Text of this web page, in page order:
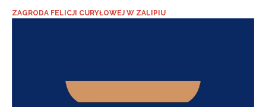
Ziemi
Tarnowskiej
ZAGRODA FELICJI CURYŁOWEJ W ZALIPIU